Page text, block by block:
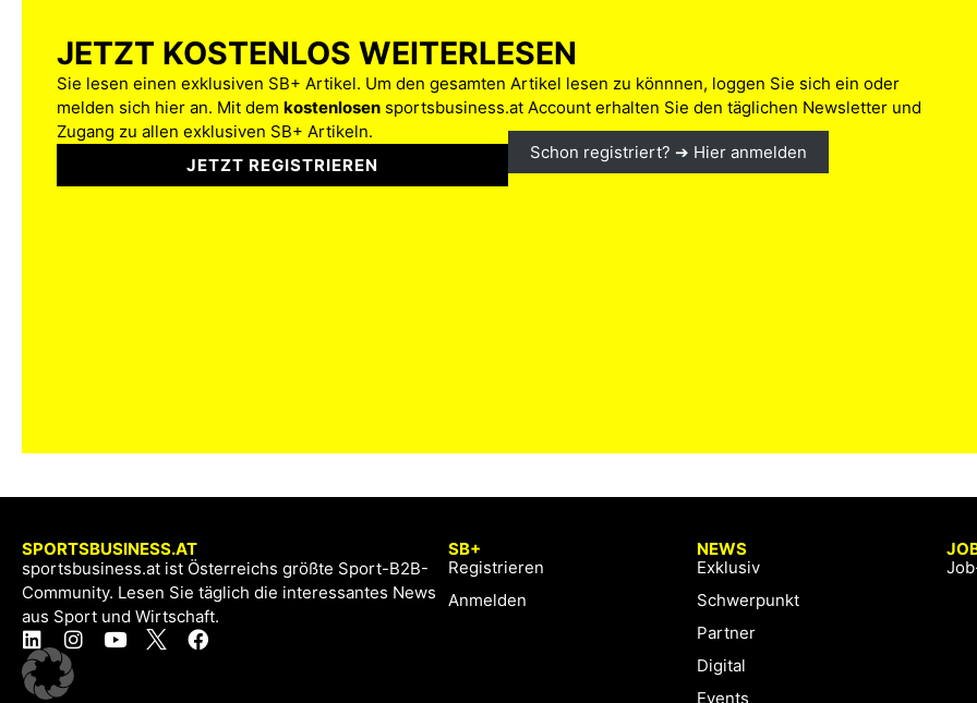
JETZT KOSTENLOS WEITERLESEN
Sie lesen einen exklusiven SB+ Artikel. Um den gesamten Artikel lesen zu könnnen, loggen Sie sich ein oder
melden sich hier an. Mit dem kostenlosen sportsbusiness.at Account erhalten Sie den täglichen Newsletter und
Zugang zu allen exklusiven SB+ Artikeln.
JETZT REGISTRIEREN
Schon registriert? ➔ Hier anmelden
SPORTSBUSINESS.AT
sportsbusiness.at ist Österreichs größte Sport-B2B-
Community. Lesen Sie täglich die interessantes News
aus Sport und Wirtschaft.
SB+
Registrieren
Anmelden
NEWS
Exklusiv
Schwerpunkt
Partner
Digital
Events